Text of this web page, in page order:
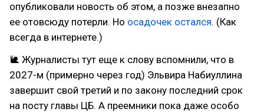
опубликовали новость об этом, а позже внезапно
ее отовсюду потерли. Но осадочек остался. (Как
всегда в интернете.)
🐌 Журналисты тут еще к слову вспомнили, что в
2027-м (примерно через год) Эльвира Набиуллина
завершит свой третий и по закону последний срок
на посту главы ЦБ. А преемники пока даже особо